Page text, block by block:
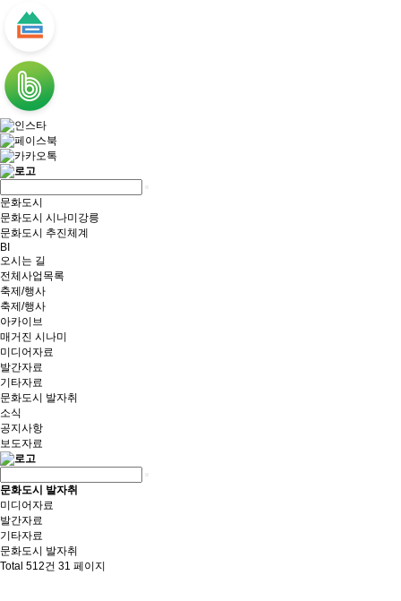
문화도시
문화도시 시나미강릉
문화도시 추진체계
BI
오시는 길
전체사업목록
축제/행사
축제/행사
아카이브
매거진 시나미
미디어자료
발간자료
기타자료
문화도시 발자취
소식
공지사항
보도자료
문화도시 발자취
미디어자료
발간자료
기타자료
문화도시 발자취
Total 512건 31 페이지